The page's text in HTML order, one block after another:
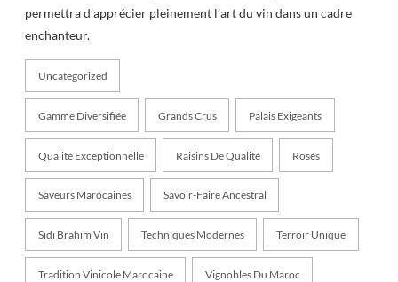
permettra d’apprécier pleinement l’art du vin dans un cadre
enchanteur.
Uncategorized
Gamme Diversifiée Grands Crus Palais Exigeants
Qualité Exceptionnelle Raisins De Qualité Rosés
Saveurs Marocaines Savoir-Faire Ancestral
Sidi Brahim Vin Techniques Modernes Terroir Unique
Tradition Vinicole Marocaine Vignobles Du Maroc